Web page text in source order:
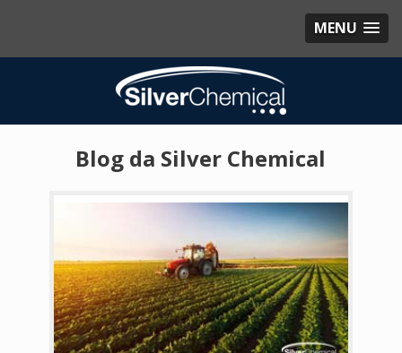
MENU
Blog da Silver Chemical